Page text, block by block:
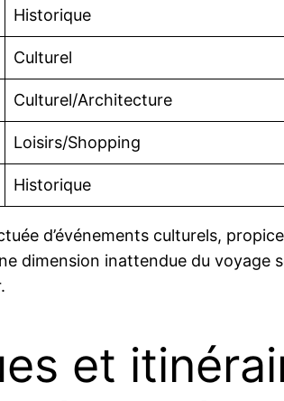
Historique
Culturel
Culturel/Architecture
Loisirs/Shopping
Historique
d’événements culturels,
dimension inattendue du
et